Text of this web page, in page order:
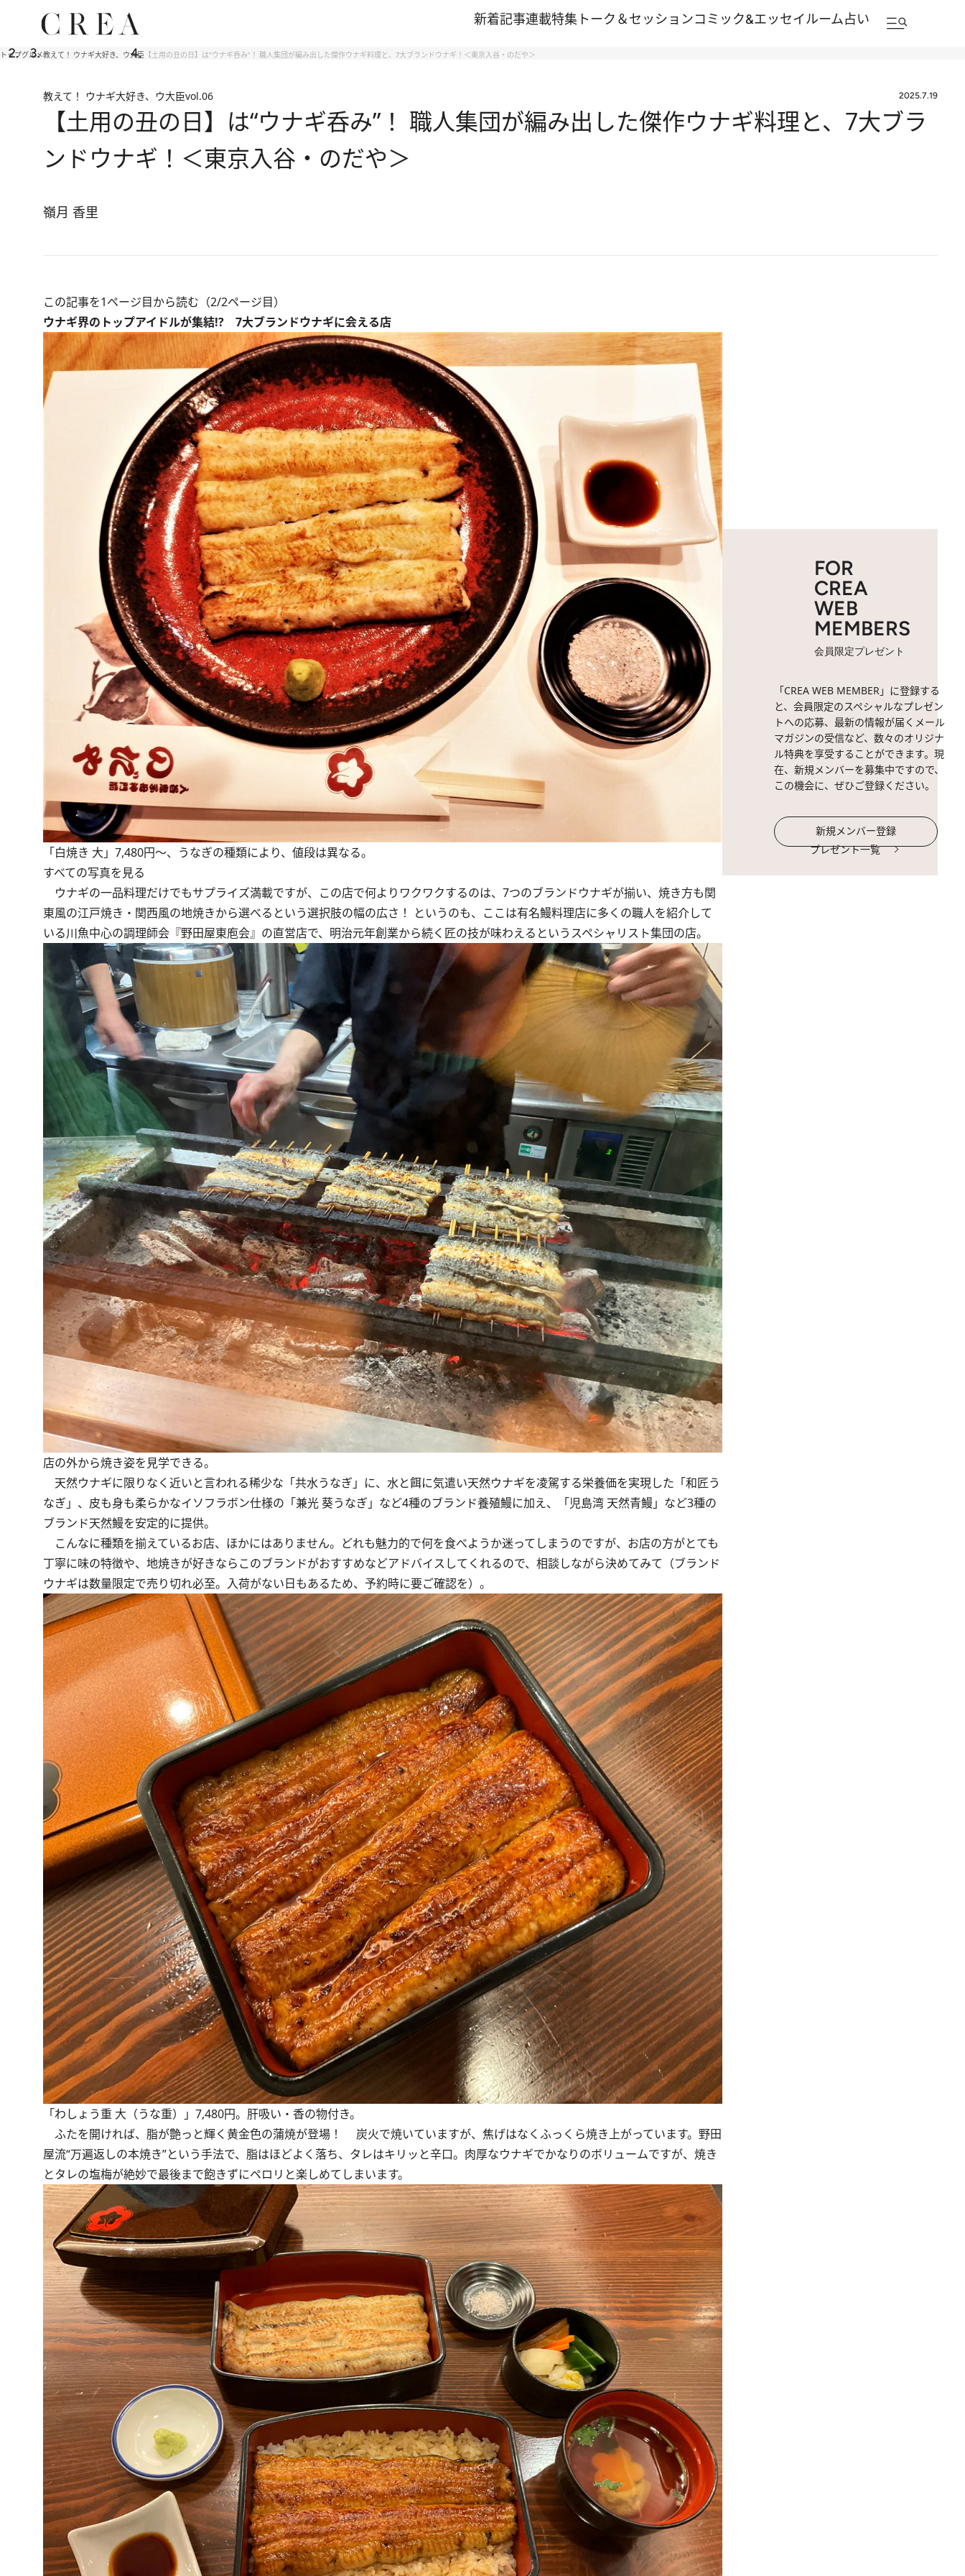
新着記事連載特集 トーク＆セッションコミック&エッセイルーム占い
トップグルメ教えて！ ウナギ大好き、ウ大臣 【土用の丑の日】は“ウナギ呑み”！ 職人集団が編み出した傑作ウナギ料理と、7大ブランドウナギ！＜東京入谷・のだや＞
教えて！ ウナギ大好き、ウ大臣vol.06 2025.7.19
【土用の丑の日】は“ウナギ呑み”！ 職人集団が編み出した傑作ウナギ料理と、7大ブラ
ンドウナギ！＜東京入谷・のだや＞
嶺月 香里
この記事を1ページ目から読む（2/2ページ目）
ウナギ界のトップアイドルが集結!? 7大ブランドウナギに会える店
「白焼き 大」7,480円～、うなぎの種類により、値段は異なる。
すべての写真を見る
ウナギの一品料理だけでもサプライズ満載ですが、この店で何よりワクワクするのは、7つのブランドウナギが揃い、焼き方も関
東風の江戸焼き・関西風の地焼きから選べるという選択肢の幅の広さ！ というのも、ここは有名鰻料理店に多くの職人を紹介して
いる川魚中心の調理師会『野田屋東庖会』の直営店で、明治元年創業から続く匠の技が味わえるというスペシャリスト集団の店。
店の外から焼き姿を見学できる。
天然ウナギに限りなく近いと言われる稀少な「共水うなぎ」に、水と餌に気遣い天然ウナギを凌駕する栄養価を実現した「和匠う
なぎ」、皮も身も柔らかなイソフラボン仕様の「兼光 葵うなぎ」など4種のブランド養殖鰻に加え、「児島湾 天然青鰻」など3種の
ブランド天然鰻を安定的に提供。
こんなに種類を揃えているお店、ほかにはありません。どれも魅力的で何を食べようか迷ってしまうのですが、お店の方がとても
丁寧に味の特徴や、地焼きが好きならこのブランドがおすすめなどアドバイスしてくれるので、相談しながら決めてみて（ブランド
ウナギは数量限定で売り切れ必至。入荷がない日もあるため、予約時に要ご確認を）。
「わしょう重 大（うな重）」7,480円。肝吸い・香の物付き。
ふたを開ければ、脂が艶っと輝く黄金色の蒲焼が登場！ 炭火で焼いていますが、焦げはなくふっくら焼き上がっています。野田
屋流“万遍返しの本焼き”という手法で、脂はほどよく落ち、タレはキリッと辛口。肉厚なウナギでかなりのボリュームですが、焼き
とタレの塩梅が絶妙で最後まで飽きずにペロリと楽しめてしまいます。
FOR
CREA
WEB
MEMBERS
会員限定プレゼント
「CREA WEB MEMBER」に登録する
と、会員限定のスペシャルなプレゼン
トへの応募、最新の情報が届くメール
マガジンの受信など、数々のオリジナ
ル特典を享受することができます。現
在、新規メンバーを募集中ですので、
この機会に、ぜひご登録ください。
新規メンバー登録
プレゼント一覧